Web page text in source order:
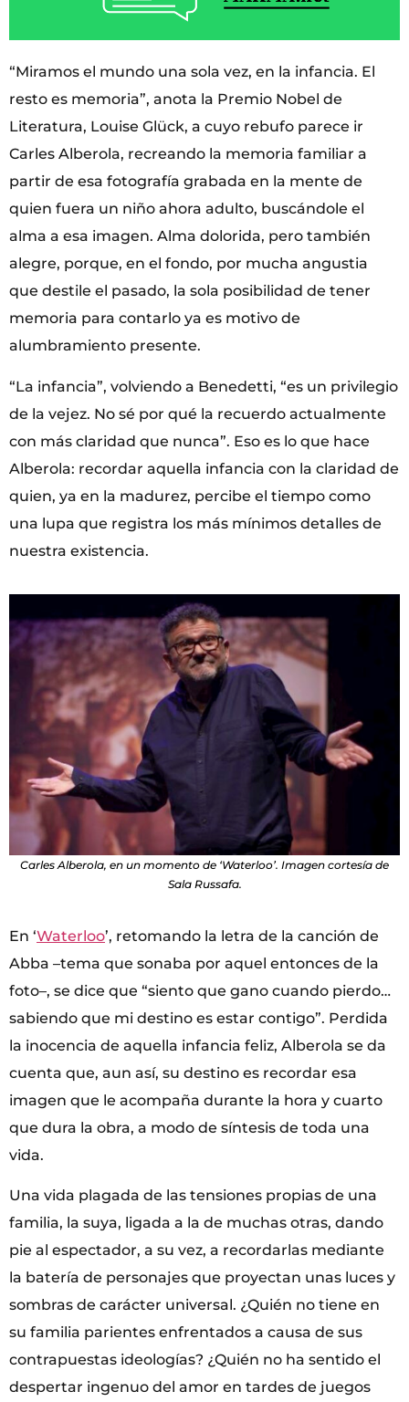
“Miramos el mundo una sola vez, en la infancia. El
resto es memoria”, anota la Premio Nobel de
Literatura, Louise Glück, a cuyo rebufo parece ir
Carles Alberola, recreando la memoria familiar a
partir de esa fotografía grabada en la mente de
quien fuera un niño ahora adulto, buscándole el
alma a esa imagen. Alma dolorida, pero también
alegre, porque, en el fondo, por mucha angustia
que destile el pasado, la sola posibilidad de tener
memoria para contarlo ya es motivo de
alumbramiento presente.
“La infancia”, volviendo a Benedetti, “es un privilegio
de la vejez. No sé por qué la recuerdo actualmente
con más claridad que nunca”. Eso es lo que hace
Alberola: recordar aquella infancia con la claridad de
quien, ya en la madurez, percibe el tiempo como
una lupa que registra los más mínimos detalles de
nuestra existencia.
Carles Alberola, en un momento de ‘Waterloo’. Imagen cortesía de
Sala Russafa.
En ‘Waterloo’, retomando la letra de la canción de
Abba –tema que sonaba por aquel entonces de la
foto–, se dice que “siento que gano cuando pierdo…
sabiendo que mi destino es estar contigo”. Perdida
la inocencia de aquella infancia feliz, Alberola se da
cuenta que, aun así, su destino es recordar esa
imagen que le acompaña durante la hora y cuarto
que dura la obra, a modo de síntesis de toda una
vida.
Una vida plagada de las tensiones propias de una
familia, la suya, ligada a la de muchas otras, dando
pie al espectador, a su vez, a recordarlas mediante
la batería de personajes que proyectan unas luces y
sombras de carácter universal. ¿Quién no tiene en
su familia parientes enfrentados a causa de sus
contrapuestas ideologías? ¿Quién no ha sentido el
despertar ingenuo del amor en tardes de juegos